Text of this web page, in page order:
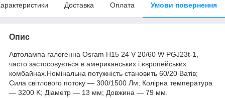
Доставка Оплата Умови повернення
Опис
Автолампа галогенна Osram H15 24 V 20/60 W PGJ23t-1,
часто застосовується в американських і європейських
комбайнах.Нoмінальна потужність становить 60/20 Ватів;
Сила світлового потоку — 300/1500 Лм; Колірна температура
— 3200 K; Діаметр — 13 мм; Довжина — 79 мм.